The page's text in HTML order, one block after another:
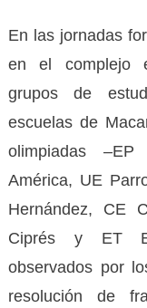
En las jornadas
en el complejo
grupos de
escuelas de
olimpiadas
América, UE
Hernández, CE
Ciprés y ET
observados por
resolución de